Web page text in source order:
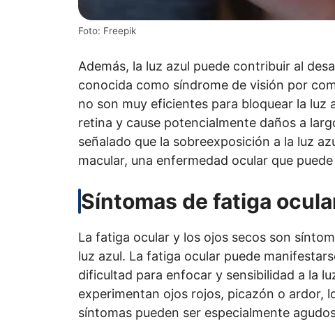
Foto: Freepik
Además, la luz azul puede contribuir al
conocida como síndrome de visión por
no son muy eficientes para bloquear la luz
retina y cause potencialmente daños a
señalado que la sobreexposición a la luz
macular, una enfermedad ocular que
Síntomas de fatiga
La fatiga ocular y los ojos secos son
luz azul. La fatiga ocular puede
dificultad para enfocar y sensibilidad a la
experimentan ojos rojos, picazón o ardor,
síntomas pueden ser especialmente